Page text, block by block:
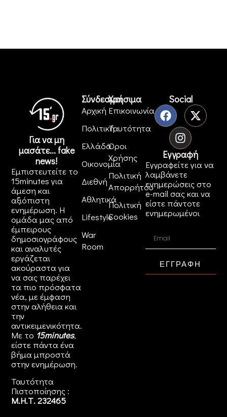
Για να μη
μασάτε... fake
news!
Εμπιστευτείτε το
15minutes για
άμεση και
αξιόπιστη
ενημέρωση. Η
ομάδα μας από
έμπειρους
δημοσιογράφους
και αναλυτές
εργάζεται
ακούραστα για
να σας παρέχει
τα πιο πρόσφατα
νέα, με έμφαση
στην αλήθεια και
την
αντικειμενικότητα.
Με το 15minutes,
είστε πάντα ένα
βήμα μπροστά
στηνενημέρωση.
Ταυτότητα
Πιστοποίησης :
Μ.Η.Τ. 232465
Σύνδεσμοι
Αρχική
Πολιτική
Ελλάδα
Οικονομία
Διεθνή
Αθλητικά
Lifestyle
War
Room
Χρήσιμα
Επικοινωνία
Ταυτότητα
Όροι
Χρήσης
Πολιτική
Απορρήτου
Πολιτική
Cookies
Social
Εγγραφή
Εγγραφείτε για να
λαμβάνετε
ενημερώσεις στο
e-mail σας και να
είστε πάντοτε
ενημερωμένοι
ΕΓΓΡΑΦΗ